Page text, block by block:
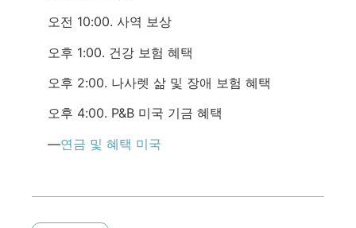
오전 10:00. 사역 보상
오후 1:00. 건강 보험 혜택
오후 2:00. 나사렛 삶 및 장애 보험 혜택
오후 4:00. P&B 미국 기금 혜택
—연금 및 혜택 미국